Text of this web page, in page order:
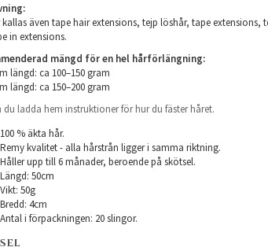
kallas även tape hair extensions, tejp löshår, tape extensions,
in extensions.
mängd för en hel hårförlängning:
längd: ca 100–150 gram
längd: ca 150–200 gram
du ladda hem instruktioner för hur du fäster håret.
100 % äkta hår.
Remy kvalitet - alla hårstrån ligger i samma riktning.
Håller upp till 6 månader, beroende på skötsel.
Längd: 50cm
Vikt: 50g
Bredd: 4cm
Antal i förpackningen: 20 slingor.